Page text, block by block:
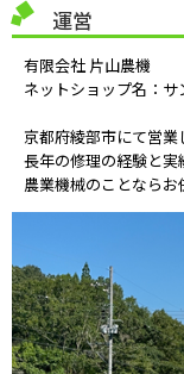
運営
有限会社 片山農機
ネットショップ名：サ
京都府綾部市にて営業
長年の修理の経験と実
農業機械のことならお